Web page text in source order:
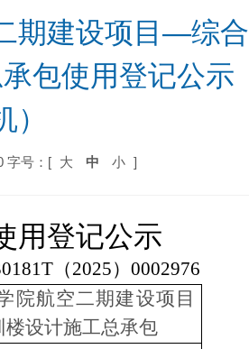
期建设项目—综合
包使用登记公示
）
字号：[ 大 中 小 ]
用登记公示
（2025）0002976
院航空二期建设项目
设计施工总承包